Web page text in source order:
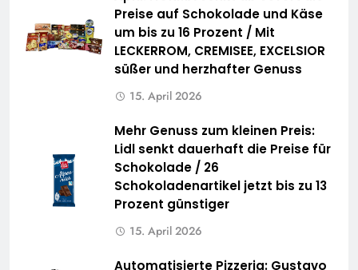
Preise auf Schokolade und Käse
um bis zu 16 Prozent / Mit
LECKERROM, CREMISEE, EXCELSIOR
süßer und herzhafter Genuss
15. April 2026
Mehr Genuss zum kleinen Preis:
Lidl senkt dauerhaft die Preise für
Schokolade / 26
Schokoladenartikel jetzt bis zu 13
Prozent günstiger
15. April 2026
Automatisierte Pizzeria: Gustavo